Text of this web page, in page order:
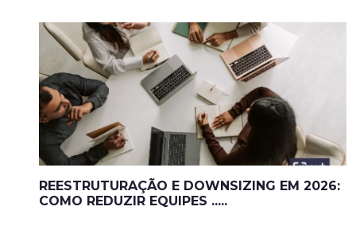
REESTRUTURAÇÃO E DOWNSIZING EM 2026:
COMO REDUZIR EQUIPES .....